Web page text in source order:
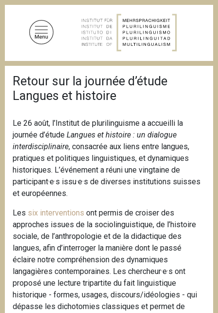
i
l
d
r
i
a
n
e
Retour sur la journée d’étude
Langues et histoire
Le 26 août, l’Institut de plurilinguisme a accueilli la
journée d’étude Langues et histoire : un dialogue
interdisciplinaire, consacrée aux liens entre langues,
pratiques et politiques linguistiques, et dynamiques
historiques. L’événement a réuni une vingtaine de
participant·e·s issu·e·s de diverses institutions suisses
et européennes.
Les six interventions ont permis de croiser des
approches issues de la sociolinguistique, de l’histoire
sociale, de l’anthropologie et de la didactique des
langues, afin d’interroger la manière dont le passé
éclaire notre compréhension des dynamiques
langagières contemporaines. Les chercheur·e·s ont
proposé une lecture tripartite du fait linguistique
historique - formes, usages, discours/idéologies - qui
dépasse les dichotomies classiques et permet de